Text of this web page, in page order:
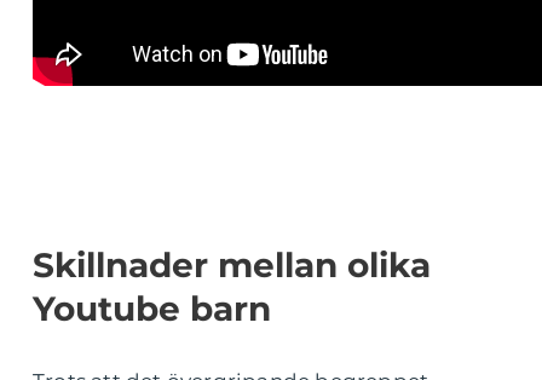
Skillnader mellan olika
Youtube barn